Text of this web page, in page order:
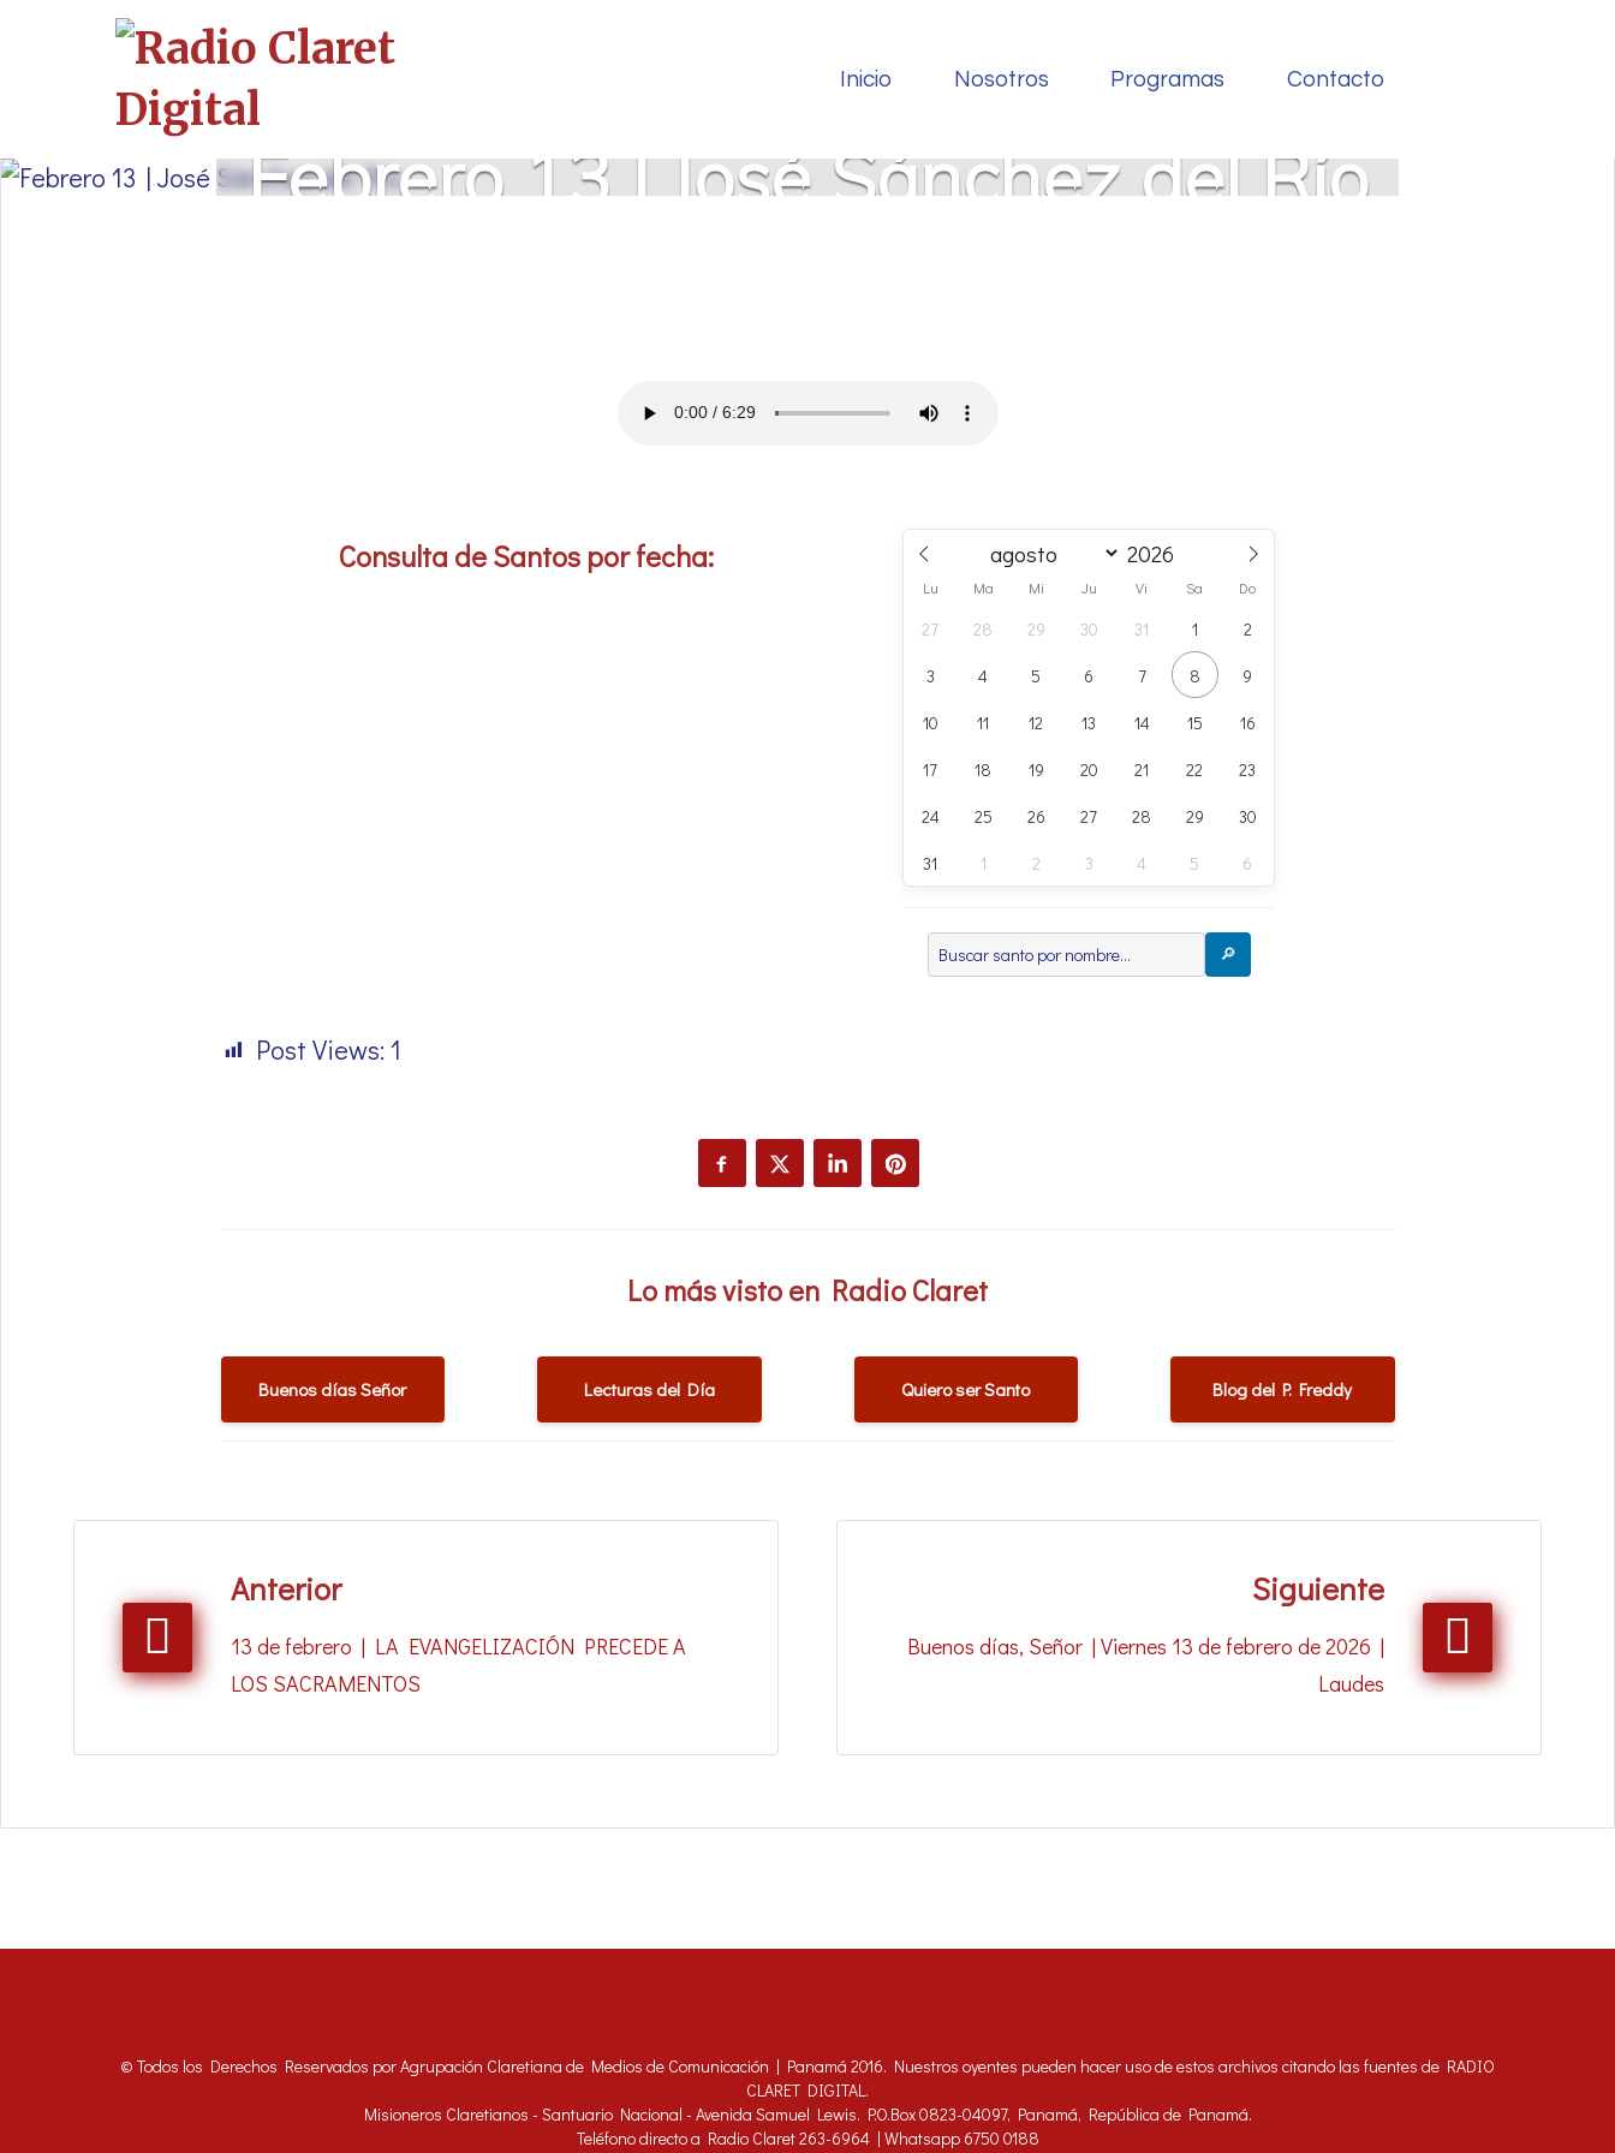
Inicio Nosotros Programas Contacto
Febrero 13 | José Sánchez del Río
Consulta de Santos por fecha:
Lu Ma Mi Ju Vi Sa Do
27 28 29 30 31 1 2
3 4 5 6 7 8 9
10 11 12 13 14 15 16
17 18 19 20 21 22 23
24 25 26 27 28 29 30
31 1 2 3 4 5 6
🔎
Post Views: 1
Lo más visto en Radio Claret
Buenos días Señor Lecturas del Día Quiero ser Santo Blog del P. Freddy
Anterior
13 de febrero | LA EVANGELIZACIÓN PRECEDE A
LOS SACRAMENTOS
Siguiente
Buenos días, Señor | Viernes 13 de febrero de 2026 |
Laudes
© Todos los Derechos Reservados por Agrupación Claretiana de Medios de Comunicación | Panamá 2016. Nuestros oyentes pueden hacer uso de estos archivos citando las fuentes de RADIO
CLARET DIGITAL.
Misioneros Claretianos - Santuario Nacional - Avenida Samuel Lewis. P.O.Box 0823-04097, Panamá, República de Panamá.
Teléfono directo a Radio Claret 263-6964 | Whatsapp 6750 0188